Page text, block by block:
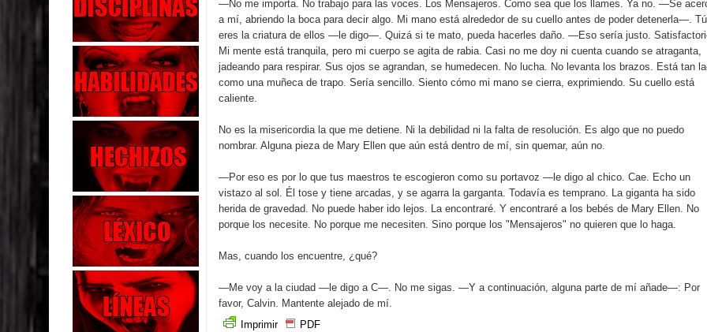
—No me importa. No trabajo para las voces. Los Mensajeros. Como sea que los llames. Ya no. —Se
a mí, abriendo la boca para decir algo. Mi mano está alrededor de su cuello antes de poder detenerla—. Tú
eres la criatura de ellos —le digo—. Quizá si te mato, pueda hacerles daño. —Eso sería justo.
Mi mente está tranquila, pero mi cuerpo se agita de rabia. Casi no me doy ni cuenta cuando se atraganta,
jadeando para respirar. Sus ojos se agrandan, se humedecen. No lucha. No levanta los brazos. Está tan
como una muñeca de trapo. Sería sencillo. Siento cómo mi mano se cierra, exprimiendo. Su cuello está
caliente.
No es la misericordia la que me detiene. Ni la debilidad ni la falta de resolución. Es algo que no puedo
nombrar. Alguna pieza de Mary Ellen que aún está dentro de mí, sin quemar, aún no.
—Por eso es por lo que tus maestros te escogieron como su portavoz —le digo al chico. Cae. Echo un
vistazo al sol. Él tose y tiene arcadas, y se agarra la garganta. Todavía es temprano. La giganta ha sido
herida de gravedad. No puede haber ido lejos. La encontraré. Y encontraré a los bebés de Mary Ellen. No
porque los necesite. No porque me necesiten. Sino porque los "Mensajeros" no quieren que lo haga.
Mas, cuando los encuentre, ¿qué?
—Me voy a la ciudad —le digo a C—. No me sigas. —Y a continuación, alguna parte de mí añade—: Por
favor, Calvin. Mantente alejado de mí.
Imprimir
PDF